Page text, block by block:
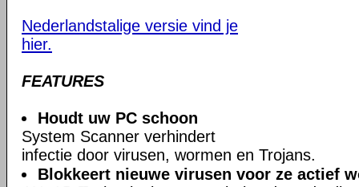
Nederlandstalige versie vind je
hier.
FEATURES
Houdt uw PC schoon
System Scanner verhindert
infectie door virusen, wormen en Trojans.
Blokkeert nieuwe virusen voor ze actief